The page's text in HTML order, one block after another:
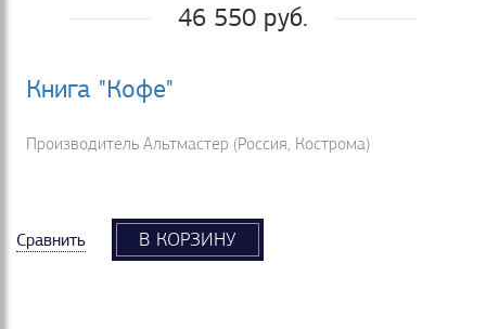
46 550 руб.
Книга "Кофе"
Производитель Альтмастер (Россия, Кострома)
Сравнить В КОРЗИНУ